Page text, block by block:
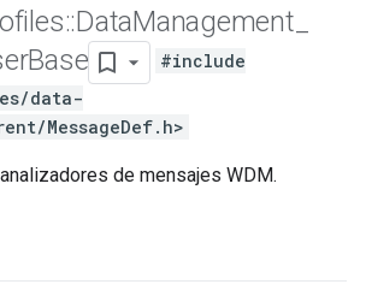
::DataManagement
Base
#include
data-
MessageDef.h>
de mensajes WDM.